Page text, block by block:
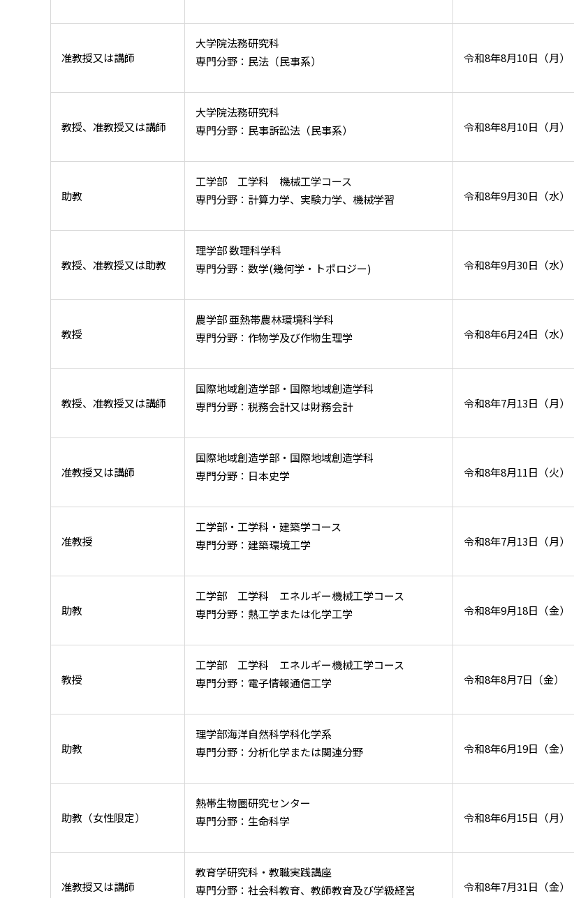
准教授又は講師
大学院法務研究科
専門分野：民法（民事系）
令和8年8月10日（月）
教授、准教授又は講師
大学院法務研究科
専門分野：民事訴訟法（民事系）
令和8年8月10日（月）
助教
工学部 工学科 機械工学コース
専門分野：計算力学、実験力学、機械学習
令和8年9月30日（水）
教授、准教授又は助教
理学部 数理科学科
専門分野：数学(幾何学・トポロジー)
令和8年9月30日（水）
教授
農学部 亜熱帯農林環境科学科
専門分野：作物学及び作物生理学
令和8年6月24日（水）
教授、准教授又は講師
国際地域創造学部・国際地域創造学科
専門分野：税務会計又は財務会計
令和8年7月13日（月）
准教授又は講師
国際地域創造学部・国際地域創造学科
専門分野：日本史学
令和8年8月11日（火）
准教授
工学部・工学科・建築学コース
専門分野：建築環境工学
令和8年7月13日（月）
助教
工学部 工学科 エネルギー機械工学コース
専門分野：熱工学または化学工学
令和8年9月18日（金）
教授
工学部 工学科 エネルギー機械工学コース
専門分野：電子情報通信工学
令和8年8月7日（金）
助教
理学部海洋自然科学科化学系
専門分野：分析化学または関連分野
令和8年6月19日（金）
助教（女性限定）
熱帯生物圏研究センター
専門分野：生命科学
令和8年6月15日（月）
准教授又は講師
教育学研究科・教職実践講座
専門分野：社会科教育、教師教育及び学級経営
令和8年7月31日（金）